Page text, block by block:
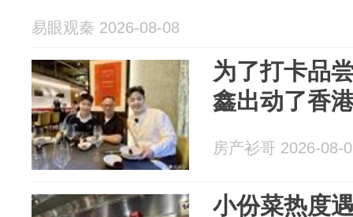
易眼观秦 2026-08-08
为了打卡品
鑫出动了香
房产衫哥 2026-08-
小份菜热度